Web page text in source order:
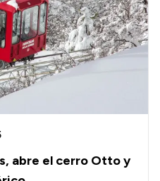
abre el cerro Otto y